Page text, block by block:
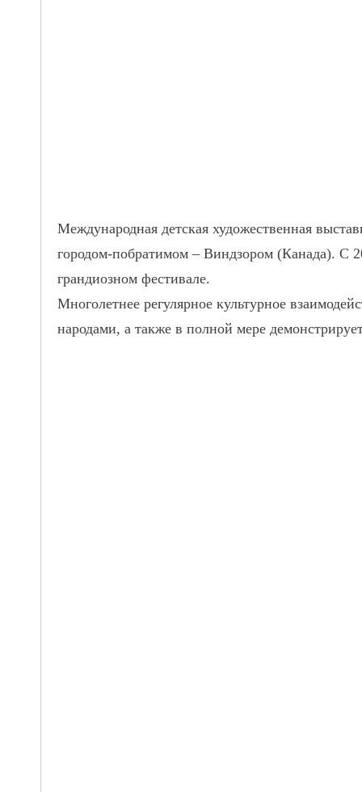
Международная детская художественная
городом-побратимом – Виндзором (Канада). С
грандиозном фестивале.
Многолетнее регулярное культурное
народами, а также в полной мере